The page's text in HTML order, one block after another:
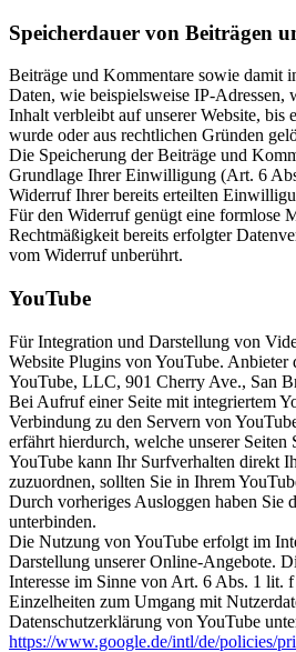
Speicherdauer von Beiträgen
Beiträge und Kommentare sowie damit
Daten, wie beispielsweise IP-Adressen,
Inhalt verbleibt auf unserer Website, bis
wurde oder aus rechtlichen Gründen
Die Speicherung der Beiträge und
Grundlage Ihrer Einwilligung (Art. 6
Widerruf Ihrer bereits erteilten
Für den Widerruf genügt eine formlose
Rechtmäßigkeit bereits erfolgter
vom Widerruf unberührt.
YouTube
Für Integration und Darstellung von
Website Plugins von YouTube. Anbieter
YouTube, LLC, 901 Cherry Ave., San
Bei Aufruf einer Seite mit integriertem
Verbindung zu den Servern von
erfährt hierdurch, welche unserer Seiten
YouTube kann Ihr Surfverhalten direkt
zuzuordnen, sollten Sie in Ihrem
Durch vorheriges Ausloggen haben Sie
unterbinden.
Die Nutzung von YouTube erfolgt im
Darstellung unserer Online-Angebote.
Interesse im Sinne von Art. 6 Abs. 1 lit.
Einzelheiten zum Umgang mit
Datenschutzerklärung von YouTube
https://www.google.de/intl/de/policies/